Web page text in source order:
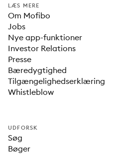
LÆS MERE
Om Mofibo
Jobs
Nye app-funktioner
Investor Relations
Presse
Bæredygtighed
Tilgængelighedserklæring
Whistleblow
UDFORSK
Søg
Bøger